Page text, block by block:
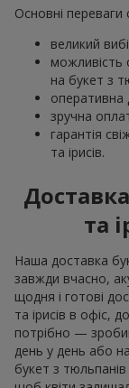
Основні переваги
великий
можливість
на букет з
оперативна
зручна
гарантія
та ірисів.
та
Наша доставка
завжди вчасно,
щодня і готові
та ірисів в офіс,
потрібно —
день у день або
букет з тюльпанів